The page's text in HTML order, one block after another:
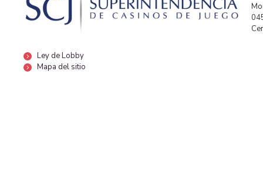
Ley de Lobby
Mapa del sitio